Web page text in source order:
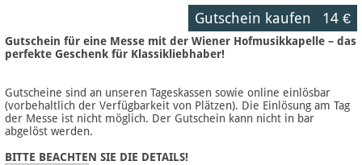
Gutschein kaufen 14 €
Gutschein für eine Messe mit der Wiener Hofmusikkapelle – das
perfekte Geschenk für Klassikliebhaber!
Gutscheine sind an unseren Tageskassen sowie online einlösbar
(vorbehaltlich der Verfügbarkeit von Plätzen). Die Einlösung am Tag
der Messe ist nicht möglich. Der Gutschein kann nicht in bar
abgelöst werden.
BITTE BEACHTEN SIE DIE DETAILS!